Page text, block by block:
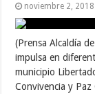
noviembre 2, 2018
(Prensa Alcaldía
impulsa en
municipio
Convivencia y